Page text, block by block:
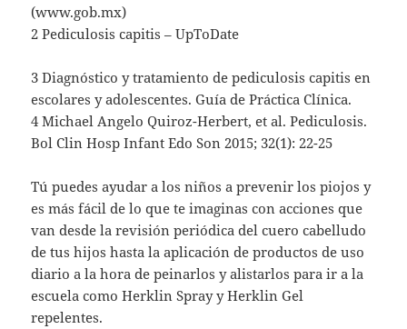
(www.gob.mx)
2 Pediculosis capitis – UpToDate
3 Diagnóstico y tratamiento de pediculosis capitis en
escolares y adolescentes. Guía de Práctica Clínica.
4 Michael Angelo Quiroz-Herbert, et al. Pediculosis.
Bol Clin Hosp Infant Edo Son 2015; 32(1): 22-25
Tú puedes ayudar a los niños a prevenir los piojos y
es más fácil de lo que te imaginas con acciones que
van desde la revisión periódica del cuero cabelludo
de tus hijos hasta la aplicación de productos de uso
diario a la hora de peinarlos y alistarlos para ir a la
escuela como Herklin Spray y Herklin Gel
repelentes.